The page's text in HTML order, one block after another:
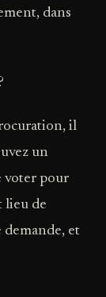
dans
il
un
voter pour
lieu de
demande, et